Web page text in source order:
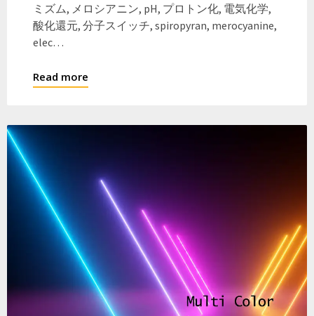
ミズム, メロシアニン, pH, プロトン化, 電気化学,
酸化還元, 分子スイッチ, spiropyran, merocyanine,
elec…
Read more